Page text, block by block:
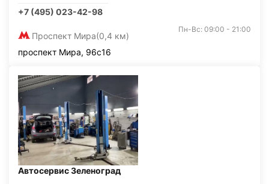
+7 (495) 023-42-98
Проспект Мира(0,4 км)
Пн-Вс: 09:00 - 21:00
проспект Мира, 96с16
Автосервис Зеленоград